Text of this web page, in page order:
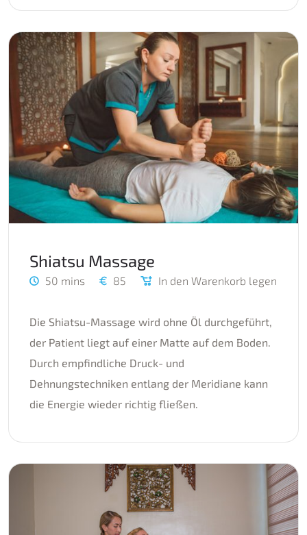
Shiatsu Massage
50 mins 85 In den Warenkorb legen
Die Shiatsu-Massage wird ohne Öl durchgeführt,
der Patient liegt auf einer Matte auf dem Boden.
Durch empfindliche Druck- und
Dehnungstechniken entlang der Meridiane kann
die Energie wieder richtig fließen.